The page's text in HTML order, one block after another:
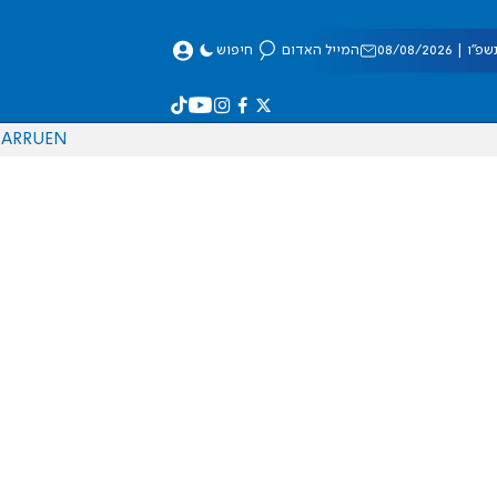
08/2026 המייל האדום חיפוש
EN
RU
AR